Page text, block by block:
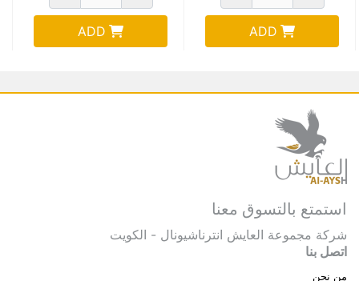
ADD
ADD
استمتع بالتسوق معنا
شركة مجموعة العايش انترناشيونال - الكويت
اتصل بنا
من نحن